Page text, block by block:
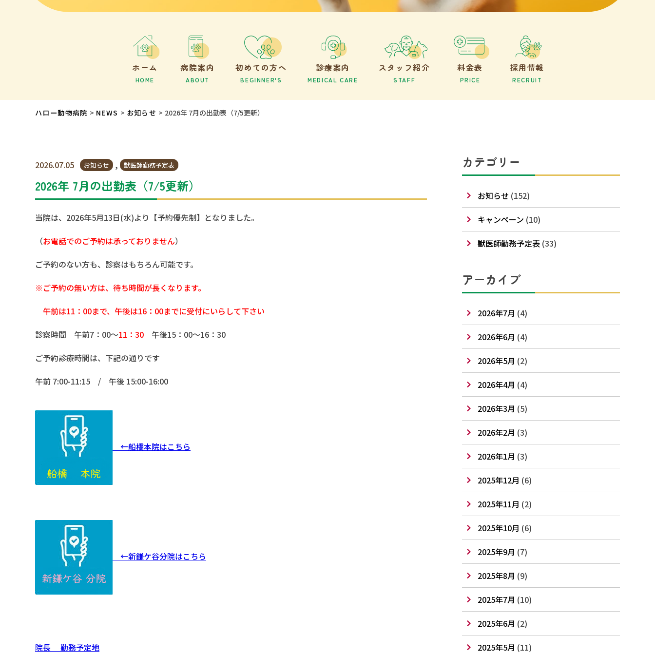
ホーム
HOME
病院案内
ABOUT
初めての方へ
BEGINNER'S
診療案内
MEDICAL CARE
スタッフ紹介
STAFF
料金表
PRICE
採用情報
RECRUIT
ハロー動物病院 NEWS お知らせ 2026年 7月の出勤表（7/5更新）
2026.07.05 お知らせ , 獣医師勤務予定表
2026年 7月の出勤表（7/5更新）
当院は、2026年5月13日(水)より【予約優先制】となりました。
（お電話でのご予約は承っておりません）
ご予約のない方も、診察はもちろん可能です。
※ご予約の無い方は、待ち時間が長くなります。
午前は11：00まで、午後は16：00までに受付にいらして下さい
診察時間 午前7：00～11：30 午後15：00～16：30
ご予約診療時間は、下記の通りです
午前 7:00-11:15 / 午後 15:00-16:00
←船橋本院はこちら
←新鎌ケ谷分院はこちら
院長 勤務予定地
カテゴリー
お知らせ (152)
キャンペーン (10)
獣医師勤務予定表 (33)
アーカイブ
2026年7月 (4)
2026年6月 (4)
2026年5月 (2)
2026年4月 (4)
2026年3月 (5)
2026年2月 (3)
2026年1月 (3)
2025年12月 (6)
2025年11月 (2)
2025年10月 (6)
2025年9月 (7)
2025年8月 (9)
2025年7月 (10)
2025年6月 (2)
2025年5月 (11)